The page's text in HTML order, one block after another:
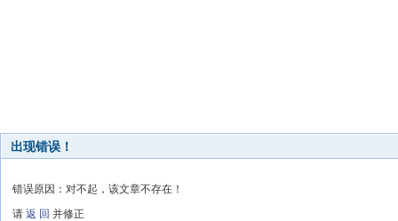
出现错误！
错误原因：对不起，该文章不存在！
请 返 回 并修正